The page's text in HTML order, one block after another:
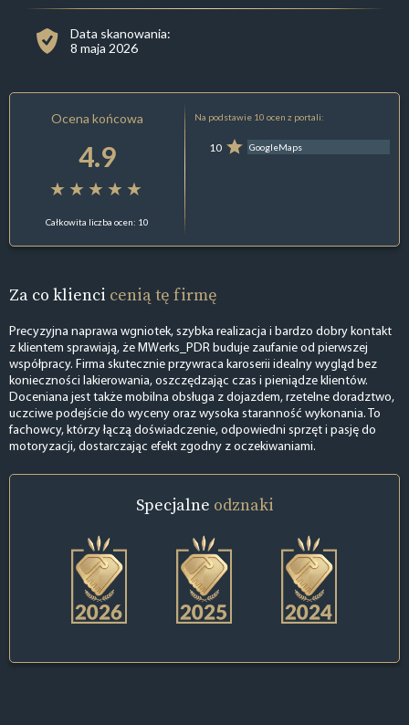
Data skanowania:
8 maja 2026
Ocena końcowa
4.9
Całkowita liczba ocen: 10
Na podstawie 10 ocen z portali:
10 GoogleMaps
Za co klienci cenią tę firmę
Precyzyjna naprawa wgniotek, szybka realizacja i bardzo dobry kontakt
z klientem sprawiają, że MWerks_PDR buduje zaufanie od pierwszej
współpracy. Firma skutecznie przywraca karoserii idealny wygląd bez
konieczności lakierowania, oszczędzając czas i pieniądze klientów.
Doceniana jest także mobilna obsługa z dojazdem, rzetelne doradztwo,
uczciwe podejście do wyceny oraz wysoka staranność wykonania. To
fachowcy, którzy łączą doświadczenie, odpowiedni sprzęt i pasję do
motoryzacji, dostarczając efekt zgodny z oczekiwaniami.
Specjalne odznaki